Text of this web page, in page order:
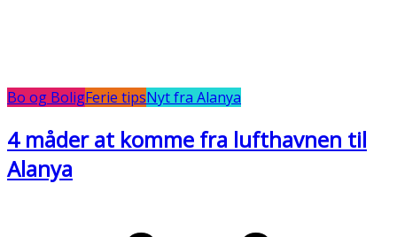
Bo og BoligFerie tipsNyt fra Alanya
4 måder at komme fra lufthavnen til
Alanya